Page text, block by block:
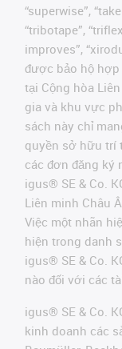
“superwise”,
“tribotape”,
improves”,
được bảo hộ hợp
tại Cộng hòa
gia và khu vực
sách này chỉ
quyền sở hữu trí
các đơn đăng ký
igus® SE & Co.
Liên minh Châu
Việc một nhãn
hiện trong danh
igus® SE & Co.
nào đối với các
igus® SE & Co.
kinh doanh các